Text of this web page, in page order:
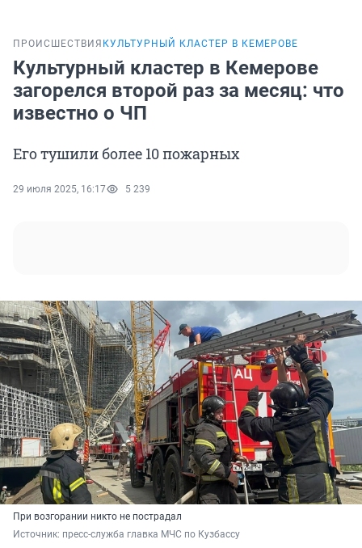
ПРОИСШЕСТВИЯ КУЛЬТУРНЫЙ КЛАСТЕР В КЕМЕРОВЕ
Культурный кластер в Кемерове
загорелся второй раз за месяц: что
известно о ЧП
Его тушили более 10 пожарных
29 июля 2025, 16:17 5 239
При возгорании никто не пострадал
Источник: пресс-служба главка МЧС по Кузбассу